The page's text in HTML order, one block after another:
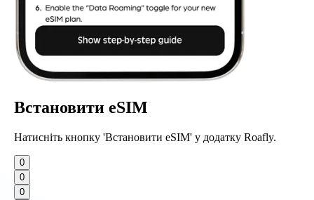
Встановити eSIM
Натисніть кнопку 'Встановити eSIM' у додатку Roafly.
0
0
0